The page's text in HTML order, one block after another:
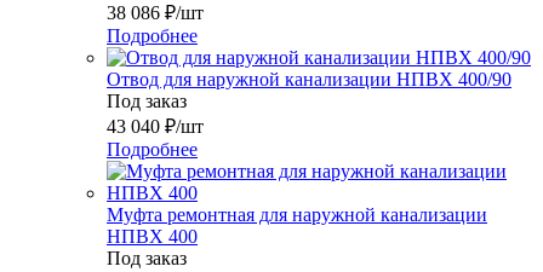
38 086 ₽/шт
Подробнее
Отвод для наружной канализации НПВХ 400/90
Под заказ
43 040 ₽/шт
Подробнее
Муфта ремонтная для наружной канализации
НПВХ 400
Под заказ